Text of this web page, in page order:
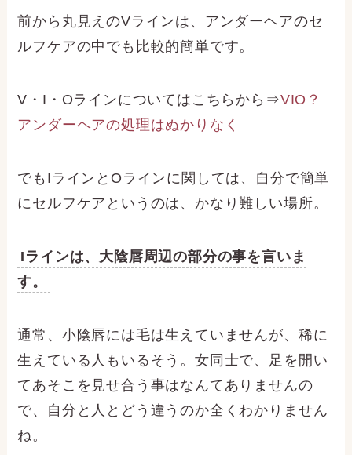
前から丸見えのVラインは、アンダーヘアのセ
ルフケアの中でも比較的簡単です。
V・I・Oラインについてはこちらから⇒VIO？
アンダーヘアの処理はぬかりなく
でもIラインとOラインに関しては、自分で簡単
にセルフケアというのは、かなり難しい場所。
Iラインは、大陰唇周辺の部分の事を言いま
す。
通常、小陰唇には毛は生えていませんが、稀に
生えている人もいるそう。女同士で、足を開い
てあそこを見せ合う事はなんてありませんの
で、自分と人とどう違うのか全くわかりません
ね。